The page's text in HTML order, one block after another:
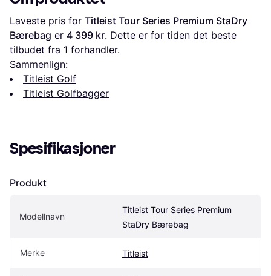
Laveste pris for Titleist Tour Series Premium StaDry
Bærebag er 4 399 kr. Dette er for tiden det beste
tilbudet fra 1 forhandler.
Sammenlign:
Titleist Golf
Titleist Golfbagger
Spesifikasjoner
Produkt
Modellnavn
Titleist Tour Series Premium
StaDry Bærebag
Merke Titleist